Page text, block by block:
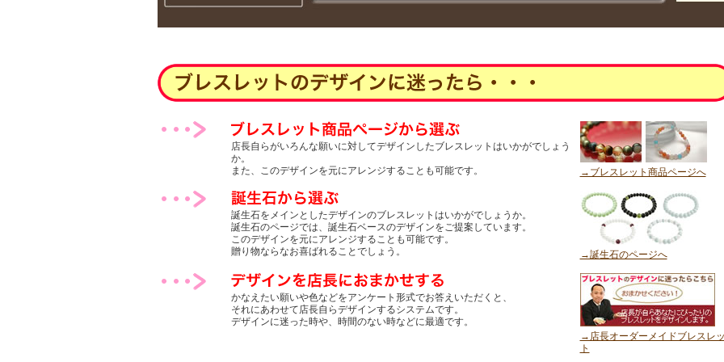
店長自らがいろんな願いに対してデザインしたブレスレットはいかがでしょう
か。
また、このデザインを元にアレンジすることも可能です。
→ブレスレット商品ページへ
誕生石をメインとしたデザインのブレスレットはいかがでしょうか。
誕生石のページでは、誕生石ベースのデザインをご提案しています。
このデザインを元にアレンジすることも可能です。
贈り物ならなお喜ばれることでしょう。
→誕生石のページへ
かなえたい願いや色などをアンケート形式でお答えいただくと、
それにあわせて店長自らデザインするシステムです。
デザインに迷った時や、時間のない時などに最適です。
→店長オーダーメイドブレスレ
ト